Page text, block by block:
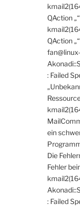
QAction
QAction
: Failed
ein
Die
Fehler
: Failed